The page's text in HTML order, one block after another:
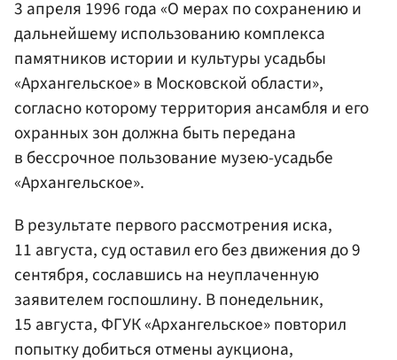
3 апреля 1996 года «О мерах по сохранению и
дальнейшему использованию комплекса
памятников истории и культуры усадьбы
«Архангельское» в Московской области»,
согласно которому территория ансамбля и его
охранных зон должна быть передана
в бессрочное пользование музею-усадьбе
«Архангельское».
В результате первого рассмотрения иска,
11 августа, суд оставил его без движения до 9
сентября, сославшись на неуплаченную
заявителем госпошлину. В понедельник,
15 августа, ФГУК «Архангельское» повторил
попытку добиться отмены аукциона,